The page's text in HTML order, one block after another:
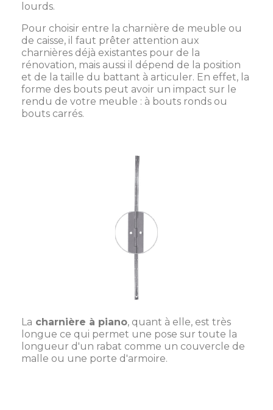
lourds.
Pour choisir entre la charnière de meuble ou
de caisse, il faut prêter attention aux
charnières déjà existantes pour de la
rénovation, mais aussi il dépend de la position
et de la taille du battant à articuler. En effet, la
forme des bouts peut avoir un impact sur le
rendu de votre meuble : à bouts ronds ou
bouts carrés.
La charnière à piano, quant à elle, est très
longue ce qui permet une pose sur toute la
longueur d'un rabat comme un couvercle de
malle ou une porte d'armoire.